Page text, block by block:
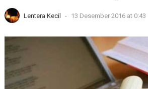
Lentera Kecil - 13 Desember 2016 at 0:43